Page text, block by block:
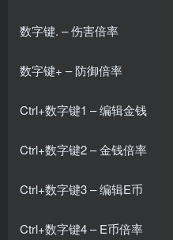
数字键. – 伤害倍率
数字键+ – 防御倍率
Ctrl+数字键1 – 编辑金钱
Ctrl+数字键2 – 金钱倍率
Ctrl+数字键3 – 编辑E币
Ctrl+数字键4 – E币倍率